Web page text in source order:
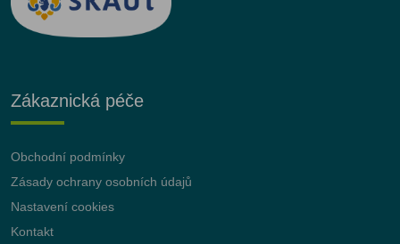
Zákaznická péče
Obchodní podmínky
Zásady ochrany osobních údajů
Nastavení cookies
Kontakt